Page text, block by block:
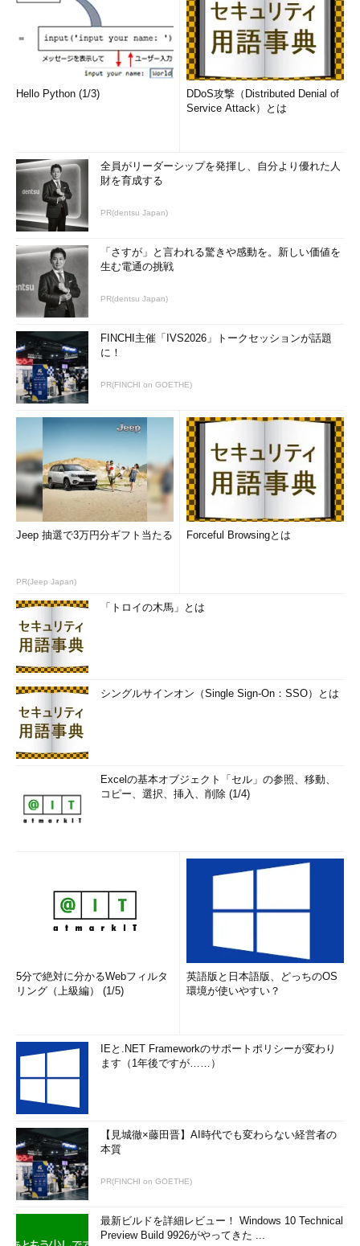
例えば、米国英語では、月を数字ではなく、月名で表現するこ
ともあるし、数字を並べて表現する場合でも「月/日/年」の並び
が使われることが多い。これに対して、日本国内では、月名を使
うことはほとんどなく、数字を並べる場合には「年/月/日」の順
便宜上、これを「和暦表示」と呼ぶ。例えば、「平成31年1月1
日」といった表現が使われる。元号は、西暦とは直接の関係はな
く、元年を元に変換を行う。例えば、平成元年は1989年であり、
こうした情報を元に西暦との変換を行う。Windows OS内には、
Windows OSの元号に関する基本的な情報
Windows OSは、元号に関する情報を持ち、アプリケーショ
ンに対して、日付の表示や解釈などの機能を提供する。
報などを提示する際に、変換規則を使って、人間に理解できる形
式にする必要がある。こうした機能は、Windows OS自体がアプ
リケーションに提供する機能として用意されていて、簡易にはこ
れを使うことが多い。しかし、内部で独自の処理が必要などで、
データを保持し、その表示のための変換機能も独自に持つ。
この他にもう一つ重要な点は、ユーザーからのキーボード入力
や文字列などとして表現された日付情報を正しく解釈する機能
能を提供している。
しかし、世の中には、さまざまな日付の表現方法があり、日付
る。例えば、元号が始まった年を「元年」と表記することが多
い。平成1年を平成元年と表記することは比較的普通に見掛け
る。日付を正しく解釈するとは「平成元年12月31日」と「平成1
年12月31日」がどちらも内部表現の「1989年12月31日」である
と変換できることだ。
この他に必要な機能としては、日付に関する処理がある。「平
成元年1月8日」と「昭和64年1月8日」はどちらが前になるのか
ない。
何らかの形で日付を扱うプログラムは少なくない。Excelや
に印刷日時を入れることができる。これらの日時表示では、和暦
の表示も可能だ。また、AccessやExcelでは、テキストで表現さ
れた日付を読み込む際に文字列ではなく日時情報として読み込む
機能がある。和暦を含むさまざまな形式で表現された日時情報を
解釈して内部形式に変換することで、正しく比較や日数計算など
の処理が行われることになる。
では、元号の変更は、どんなところに影響を及ぼすのだろう
Hello Python (1/3)
DDoS攻撃（Distributed Denial of
Service Attack）とは
全員がリーダーシップを発揮し、自分より優れた人
財を育成する
PR(dentsu Japan)
「さすが」と言われる驚きや感動を。新しい価値を
生む電通の挑戦
PR(dentsu Japan)
FINCHI主催「IVS2026」トークセッションが話題
に！
PR(FINCHI on GOETHE)
Jeep 抽選で3万円分ギフト当たる
PR(Jeep Japan)
Forceful Browsingとは
「トロイの木馬」とは
シングルサインオン（Single Sign-On：SSO）とは
Excelの基本オブジェクト「セル」の参照、移動、
コピー、選択、挿入、削除 (1/4)
5分で絶対に分かるWebフィルタ
リング（上級編） (1/5)
英語版と日本語版、どっちのOS
環境が使いやすい？
IEと.NET Frameworkのサポートポリシーが変わり
ます（1年後ですが……）
【見城徹×藤田晋】AI時代でも変わらない経営者の
本質
PR(FINCHI on GOETHE)
最新ビルドを詳細レビュー！ Windows 10 Technical
Preview Build 9926がやってきた ...